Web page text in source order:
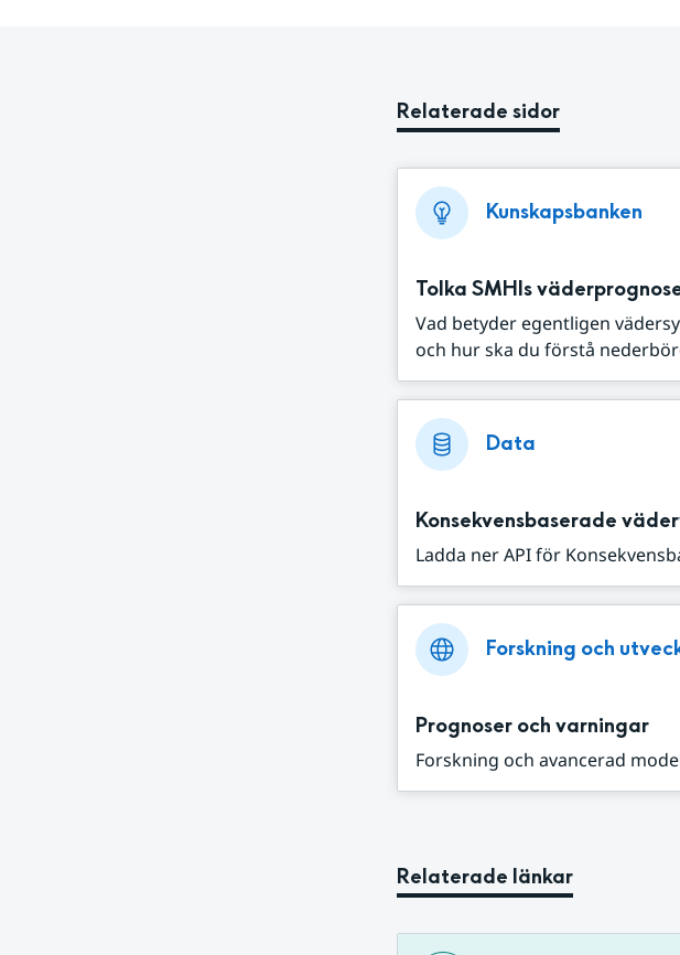
Relaterade sidor
Kunskapsbanken
Tolka SMHIs
Vad betyder egentligen
och hur ska du förstå
Data
Konsekvensbaserade
Ladda ner API för
Forskning och
Prognoser och varningar
Forskning och avancerad
Relaterade länkar